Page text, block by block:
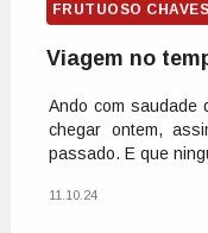
FRUTUOSO CHAVES
Viagem no
Ando com saudade
chegar ontem,
passado. E que
11.10.24